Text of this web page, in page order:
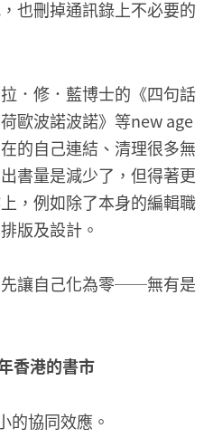
也刪掉通訊錄上不必要的
．修．藍博士的《四句話
歐波諾波諾》等new age
的自己連結、清理很多無
書量是減少了，但得著更
，例如除了本身的編輯職
版及設計。
讓自己化為零──無有是
香港的書市
的協同效應。